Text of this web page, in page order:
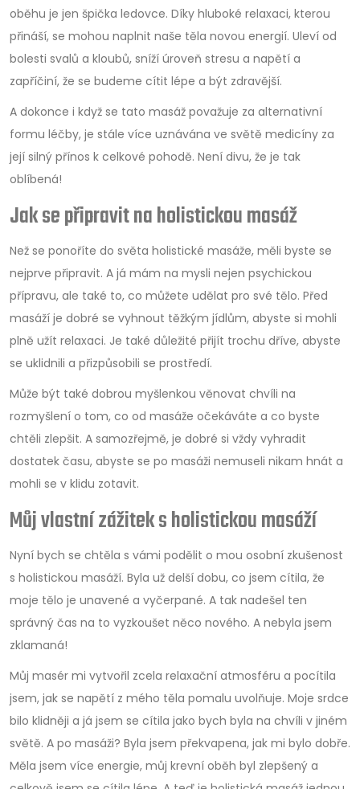
oběhu je jen špička ledovce. Díky hluboké relaxaci, kterou
přináší, se mohou naplnit naše těla novou energií. Uleví od
bolesti svalů a kloubů, sníží úroveň stresu a napětí a
zapříčiní, že se budeme cítit lépe a být zdravější.
A dokonce i když se tato masáž považuje za alternativní
formu léčby, je stále více uznávána ve světě medicíny za
její silný přínos k celkové pohodě. Není divu, že je tak
oblíbená!
Jak se připravit na holistickou masáž
Než se ponoříte do světa holistické masáže, měli byste se
nejprve připravit. A já mám na mysli nejen psychickou
přípravu, ale také to, co můžete udělat pro své tělo. Před
masáží je dobré se vyhnout těžkým jídlům, abyste si mohli
plně užít relaxaci. Je také důležité přijít trochu dříve, abyste
se uklidnili a přizpůsobili se prostředí.
Může být také dobrou myšlenkou věnovat chvíli na
rozmyšlení o tom, co od masáže očekáváte a co byste
chtěli zlepšit. A samozřejmě, je dobré si vždy vyhradit
dostatek času, abyste se po masáži nemuseli nikam hnát a
mohli se v klidu zotavit.
Můj vlastní zážitek s holistickou masáží
Nyní bych se chtěla s vámi podělit o mou osobní zkušenost
s holistickou masáží. Byla už delší dobu, co jsem cítila, že
moje tělo je unavené a vyčerpané. A tak nadešel ten
správný čas na to vyzkoušet něco nového. A nebyla jsem
zklamaná!
Můj masér mi vytvořil zcela relaxační atmosféru a pocítila
jsem, jak se napětí z mého těla pomalu uvolňuje. Moje srdce
bilo klidněji a já jsem se cítila jako bych byla na chvíli v jiném
světě. A po masáži? Byla jsem překvapena, jak mi bylo dobře.
Měla jsem více energie, můj krevní oběh byl zlepšený a